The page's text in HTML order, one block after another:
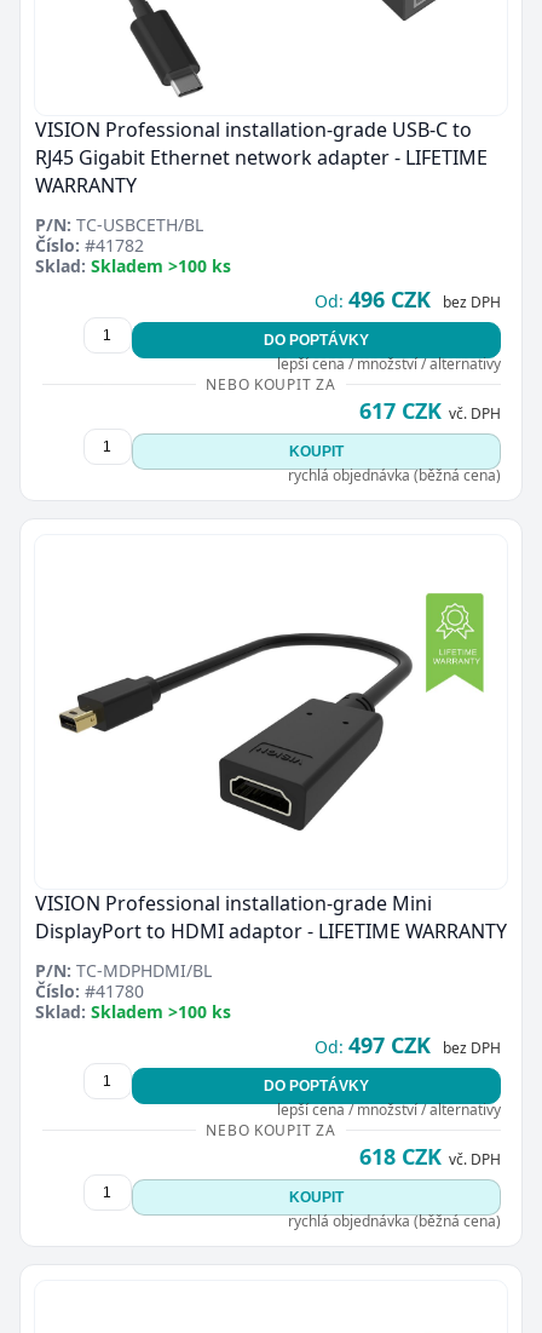
VISION Professional installation-grade USB-C to
RJ45 Gigabit Ethernet network adapter - LIFETIME
WARRANTY
P/N: TC-USBCETH/BL
Číslo: #41782
Sklad: Skladem >100 ks
Od: 496 CZK bez DPH
DO POPTÁVKY
lepší cena / množství / alternativy
NEBO KOUPIT ZA
617 CZK vč. DPH
KOUPIT
rychlá objednávka (běžná cena)
VISION Professional installation-grade Mini
DisplayPort to HDMI adaptor - LIFETIME WARRANTY
P/N: TC-MDPHDMI/BL
Číslo: #41780
Sklad: Skladem >100 ks
Od: 497 CZK bez DPH
DO POPTÁVKY
lepší cena / množství / alternativy
NEBO KOUPIT ZA
618 CZK vč. DPH
KOUPIT
rychlá objednávka (běžná cena)